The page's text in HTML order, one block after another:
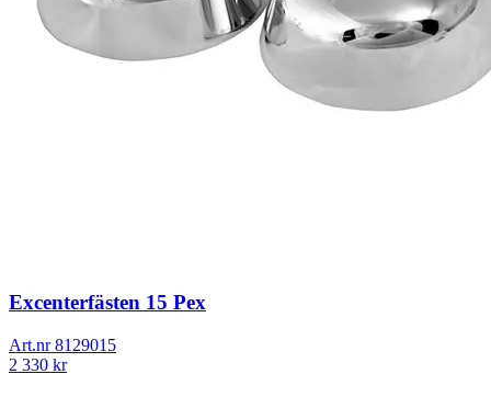
Excenterfästen 15 Pex
Art.nr8129015
2 330 kr